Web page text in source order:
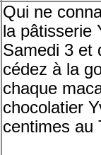
Qui ne
la pâtisserie
Samedi 3 et
cédez à la
chaque
chocolatier
centimes au